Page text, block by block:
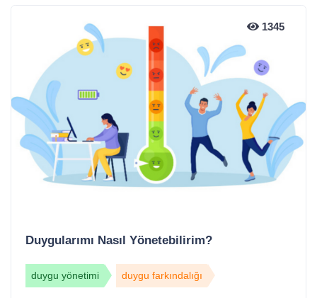
1345
Duygularımı Nasıl Yönetebilirim?
duygu yönetimi duygu farkındalığı